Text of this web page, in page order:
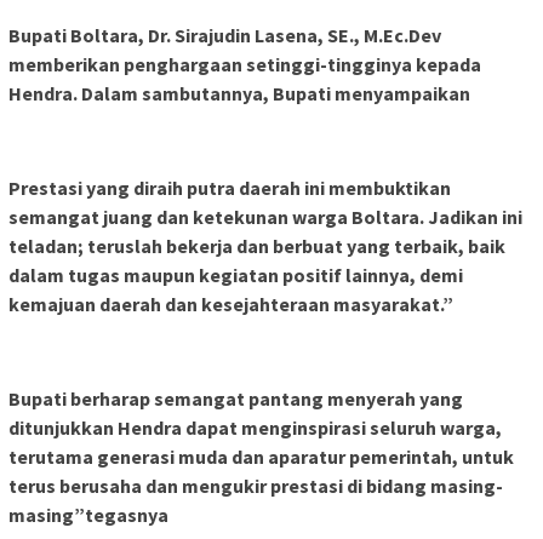
Bupati Boltara, Dr. Sirajudin Lasena, SE., M.Ec.Dev
memberikan penghargaan setinggi-tingginya kepada
Hendra. Dalam sambutannya, Bupati menyampaikan
Prestasi yang diraih putra daerah ini membuktikan
semangat juang dan ketekunan warga Boltara. Jadikan ini
teladan; teruslah bekerja dan berbuat yang terbaik, baik
dalam tugas maupun kegiatan positif lainnya, demi
kemajuan daerah dan kesejahteraan masyarakat.”
Bupati berharap semangat pantang menyerah yang
ditunjukkan Hendra dapat menginspirasi seluruh warga,
terutama generasi muda dan aparatur pemerintah, untuk
terus berusaha dan mengukir prestasi di bidang masing-
masing”tegasnya